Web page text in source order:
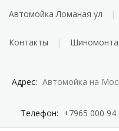
Автомойка Ломаная ул
Контакты
Адрес: Автомойка на
Телефон: +7965 000 94